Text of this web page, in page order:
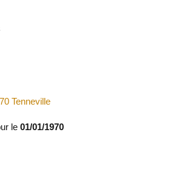
Tenneville
le 01/01/1970